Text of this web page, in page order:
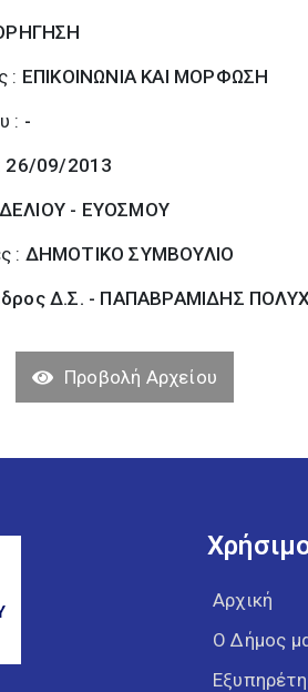
: ΕΠΙΚΟΙΝΩΝΙΑ ΚΑΙ ΜΟΡΦΩΣΗ
: -
26/09/2013
- ΕΥΟΣΜΟΥ
: ΔΗΜΟΤΙΚΟ ΣΥΜΒΟΥΛΙΟ
Δ.Σ. - ΠΑΠΑΒΡΑΜΙΔΗΣ
Προβολή Αρχείου
Αρχική
Ο Δήμος